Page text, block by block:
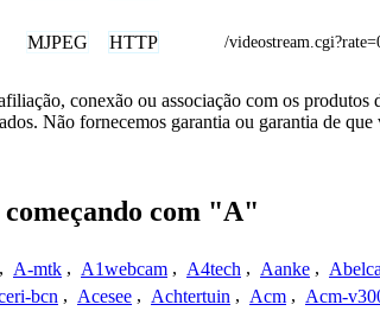
MJPEG HTTP /
conexão ou associação com os
Não fornecemos garantia ou garantia de
com "A"
, A-mtk , A1webcam , A4tech , Aanke ,
bcn , Acesee , Achtertuin , Acm , Acm-